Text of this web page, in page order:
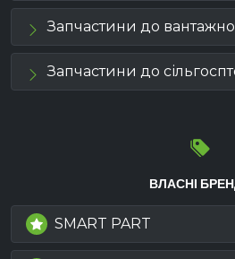
Запчастини до
Запчастини до
ВЛАСНІ
SMART PART